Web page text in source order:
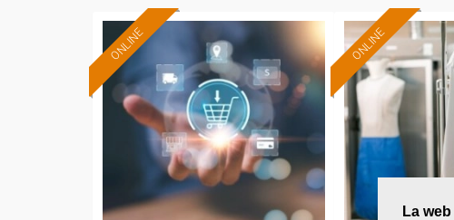
La
ONLINE
Formación 100%
subvencionada.
Para desempleados,
trabajadores y autónomos.
Sector
-Grandes Almacenes.
ONLINE
Para
trabajadores y